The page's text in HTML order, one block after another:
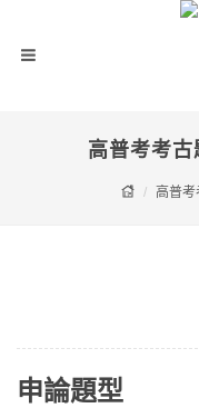
高普考考
高普考
申論題型